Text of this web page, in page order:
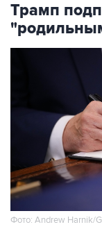
Трамп
Фото: Andrew Harnik/